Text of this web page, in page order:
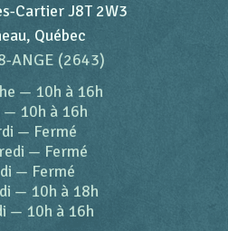
Cartier J8T 2W3
Québec
ANGE (2643)
— 10h à 16h
— 10h à 16h
— Fermé
— Fermé
— Fermé
— 10h à 18h
— 10h à 16h